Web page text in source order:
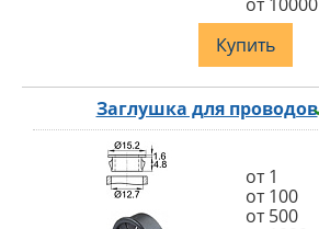
Купить
Заглушка для проводов
от 1
от 100
от 500